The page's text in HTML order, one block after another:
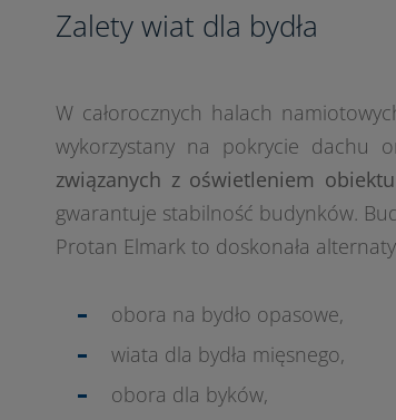
Zalety wiat dla bydła
W całorocznych halach
wykorzystany na pokrycie dachu
związanych z oświetleniem obiektu
gwarantuje stabilność budynków.
Protan Elmark to doskonała
obora na bydło opasowe,
wiata dla bydła mięsnego,
obora dla byków,